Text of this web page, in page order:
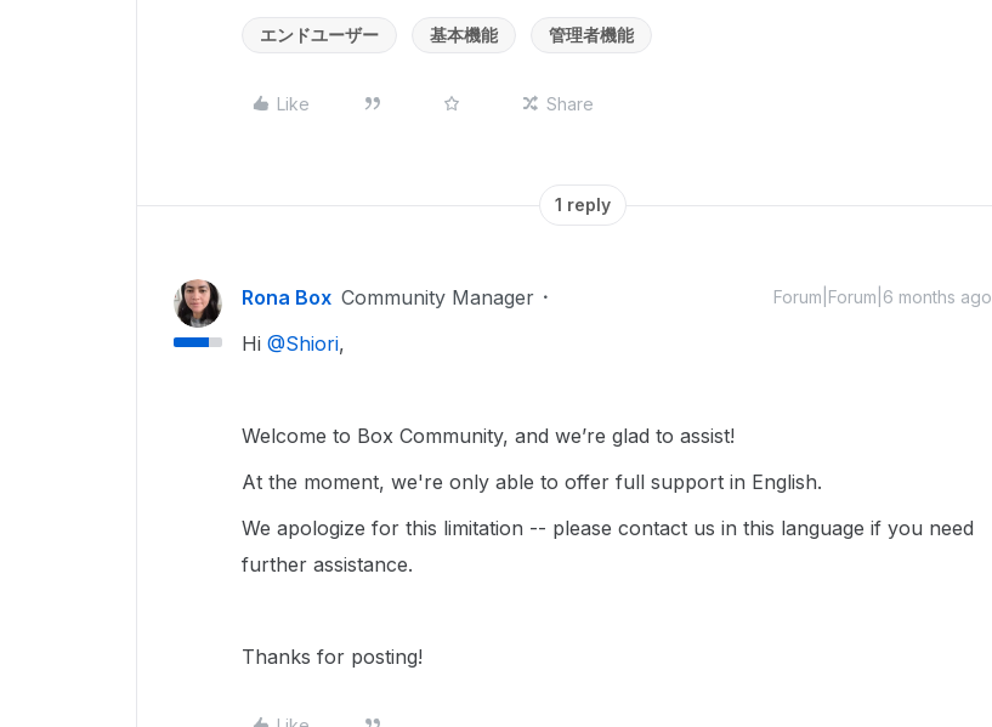
エンドユーザー 基本機能 管理者機能
Like Share
1 reply
Rona Box Community Manager Forum|Forum|6 months ago
Hi ​ @Shiori,
Welcome to Box Community, and we’re glad to assist!
At the moment, we're only able to offer full support in English.
We apologize for this limitation -- please contact us in this language if you need
further assistance.
Thanks for posting!